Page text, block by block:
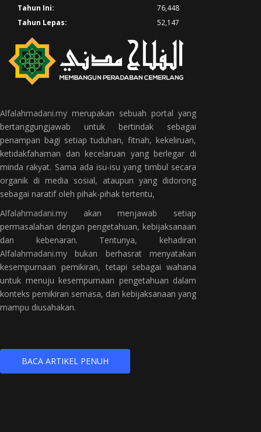
Tahun Ini:
76,448
Tahun Lepas:
52,147
Alfalahmadani.my merupakan sebuah portal yang
bertanggungjawab untuk bertindak sebagai
penampan bagi setiap tuduhan, fitnah, kekeliruan,
ketidakfahaman dan kecelaruan yang berlegar di
minda rakyat. Sama ada isu-isu yang timbul secara
organik di media sosial, ataupun yang didorong
sebagai naratif oleh pihak-pihak tertentu,
Alfalahmadani.my akan menjawab setiap
permasalahan dengan pengetahuan, kebijaksanaan
dan kebenaran. Tentunya, kehadiran
Alfalahmadani.my bukan berhasrat menyatakan
kesempurnaan pemikiran, tetapi sebagai wahana
untuk menuju kesempurnaan pengetahuan dalam
konteks pemikiran semasa, dan kebijaksanaan yang
mampu diusahakan.
BACA ARTIKEL PENUH